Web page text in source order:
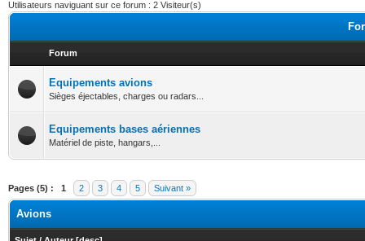
Utilisateurs naviguant sur ce forum : 2 Visiteur(s)
Forum
Equipements avions
Sièges éjectables, charges ou radars...
Equipements bases aériennes
Matériel de piste, hangars,...
Pages (5) : 1 2 3 4 5 Suivant »
Avions